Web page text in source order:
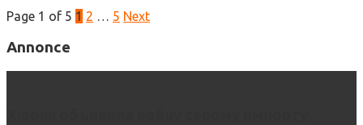
Page 1 of 5 1 2 … 5 Next
Annonce